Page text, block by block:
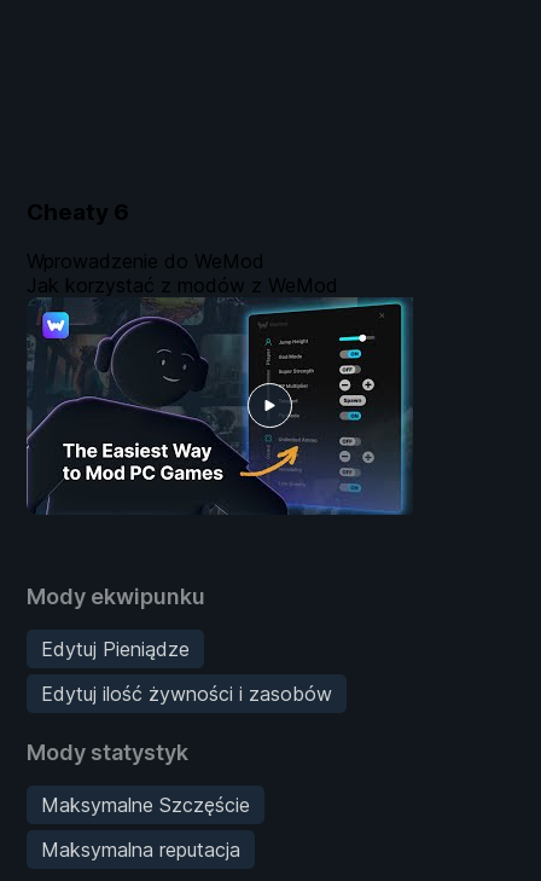
Cheaty 6
Mody ekwipunku
Edytuj Pieniądze
Edytuj ilość żywności i zasobów
Mody statystyk
Maksymalne Szczęście
Maksymalna reputacja
Wprowadzenie do WeMod
Jak korzystać z modów z WeMod